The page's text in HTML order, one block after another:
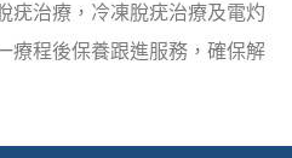
疣治療，冷凍脫疣治療及電灼
療程後保養跟進服務，確保解